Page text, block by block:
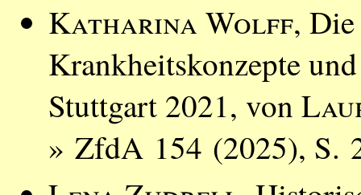
Katharina Wolff,
Krankheitskonzepte
Stuttgart 2021, von
» ZfdA 154 (2025), S.